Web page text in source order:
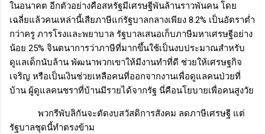
ในอนาคต อีกตัวอย่างคือสหรัฐมีเศรษฐีพันล้านราวพันคน โดย
เฉลี่ยแล้วคนเหล่านี้เสียภาษีแก่รัฐบาลกลางเพียง 8.2% เป็นอัตราต่ำ
กว่าครู ภารโรงและพยาบาล รัฐบาลเสนอเก็บภาษีมหาเศรษฐีอย่าง
น้อย 25% จินตนาการว่าภาษีที่มากขึ้นใช้เป็นงบประมาณสำหรับ
ดูแลเด็กนับล้าน พัฒนาพวกเขาให้มีงานทำที่ดี ช่วยให้เศรษฐกิจ
เจริญ หรือเป็นเงินช่วยเหลือคนที่ออกจากงานเพื่อดูแลคนป่วยที่
บ้าน ผู้ดูแลคนชราที่บ้านมีรายได้จากรัฐ นี่คือนโยบายเพื่อคนสูงวัย
พวกรีพับลิกันจะตัดงบสวัสดิการสังคม ลดภาษีเศรษฐี แต่
รัฐบาลชุดนี้ทำตรงข้าม